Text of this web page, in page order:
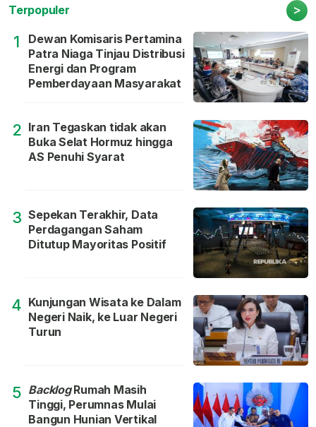
Terpopuler >
1
Dewan Komisaris Pertamina
Patra Niaga Tinjau Distribusi
Energi dan Program
Pemberdayaan Masyarakat
2 Iran Tegaskan tidak akan
Buka Selat Hormuz hingga
AS Penuhi Syarat
3 Sepekan Terakhir, Data
Perdagangan Saham
Ditutup Mayoritas Positif
4 Kunjungan Wisata ke Dalam
Negeri Naik, ke Luar Negeri
Turun
5 BacklogRumah Masih
Tinggi, Perumnas Mulai
Bangun Hunian Vertikal